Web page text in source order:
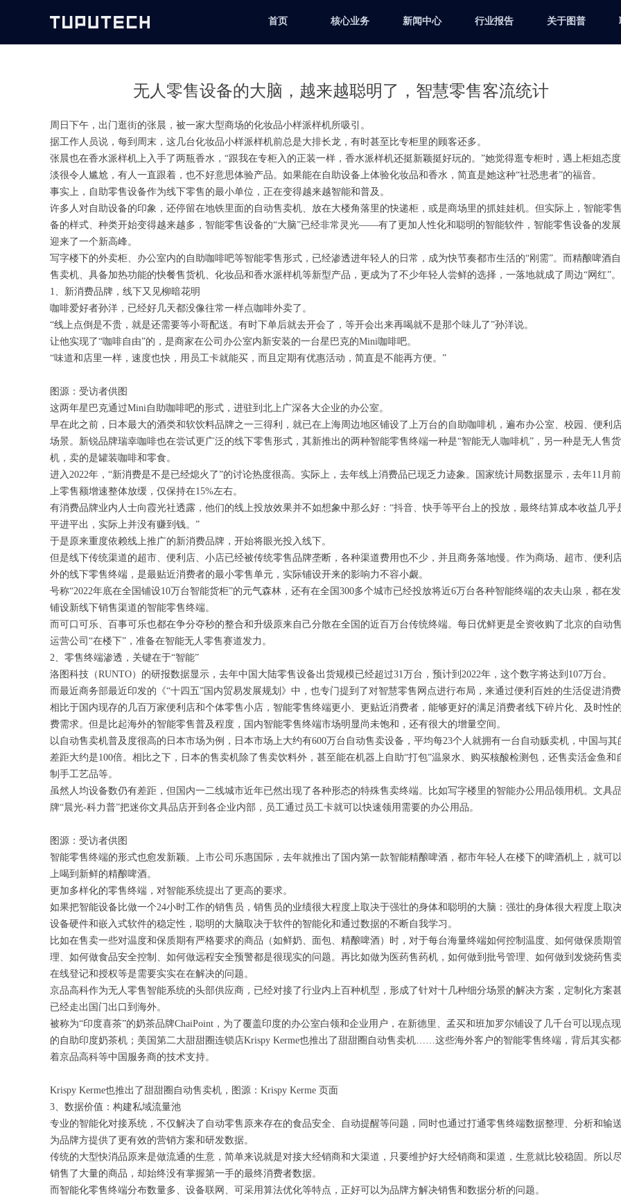
首页 核心业务 新闻中心 行业报告 关于图普
无人零售设备的大脑，越来越聪明了，智慧零售客流统计
周日下午，出门逛街的张晨，被一家大型商场的化妆品小样派样机所吸引。
据工作人员说，每到周末，这几台化妆品小样派样机前总是大排长龙，有时甚至比专柜里的顾客还多。
张晨也在香水派样机上入手了两瓶香水，“跟我在专柜入的正装一样，香水派样机还挺新颖挺好玩的。”她觉得逛专柜时，遇上柜姐态
淡很令人尴尬，有人一直跟着，也不好意思体验产品。如果能在自助设备上体验化妆品和香水，简直是她这种“社恐患者”的福音。
事实上，自助零售设备作为线下零售的最小单位，正在变得越来越智能和普及。
许多人对自助设备的印象，还停留在地铁里面的自动售卖机、放在大楼角落里的快递柜，或是商场里的抓娃娃机。但实际上，智能零
备的样式、种类开始变得越来越多，智能零售设备的“大脑”已经非常灵光——有了更加人性化和聪明的智能软件，智能零售设备的发
迎来了一个新高峰。
写字楼下的外卖柜、办公室内的自助咖啡吧等智能零售形式，已经渗透进年轻人的日常，成为快节奏都市生活的“刚需”。而精酿啤酒
售卖机、具备加热功能的快餐售货机、化妆品和香水派样机等新型产品，更成为了不少年轻人尝鲜的选择，一落地就成了周边“网红”。
1、新消费品牌，线下又见柳暗花明
咖啡爱好者孙洋，已经好几天都没像往常一样点咖啡外卖了。
“线上点倒是不贵，就是还需要等小哥配送。有时下单后就去开会了，等开会出来再喝就不是那个味儿了”孙洋说。
让他实现了“咖啡自由”的，是商家在公司办公室内新安装的一台星巴克的Mini咖啡吧。
“味道和店里一样，速度也快，用员工卡就能买，而且定期有优惠活动，简直是不能再方便。”
图源：受访者供图
这两年星巴克通过Mini自助咖啡吧的形式，进驻到北上广深各大企业的办公室。
早在此之前，日本最大的酒类和软饮料品牌之一三得利，就已在上海周边地区铺设了上万台的自助咖啡机，遍布办公室、校园、便利
场景。新锐品牌瑞幸咖啡也在尝试更广泛的线下零售形式，其新推出的两种智能零售终端一种是“智能无人咖啡机”，另一种是无人售货
机，卖的是罐装咖啡和零食。
进入2022年，“新消费是不是已经熄火了”的讨论热度很高。实际上，去年线上消费品已现乏力迹象。国家统计局数据显示，去年11月前
上零售额增速整体放缓，仅保持在15%左右。
有消费品牌业内人士向霞光社透露，他们的线上投放效果并不如想象中那么好：“抖音、快手等平台上的投放，最终结算成本收益几乎
平进平出，实际上并没有赚到钱。”
于是原来重度依赖线上推广的新消费品牌，开始将眼光投入线下。
但是线下传统渠道的超市、便利店、小店已经被传统零售品牌垄断，各种渠道费用也不少，并且商务落地慢。作为商场、超市、便利
外的线下零售终端，是最贴近消费者的最小零售单元，实际铺设开来的影响力不容小觑。
号称“2022年底在全国铺设10万台智能货柜”的元气森林，还有在全国300多个城市已经投放将近6万台各种智能终端的农夫山泉，都在
铺设新线下销售渠道的智能零售终端。
而可口可乐、百事可乐也都在争分夺秒的整合和升级原来自己分散在全国的近百万台传统终端。每日优鲜更是全资收购了北京的自动
运营公司“在楼下”，准备在智能无人零售赛道发力。
2、零售终端渗透，关键在于“智能”
洛图科技（RUNTO）的研报数据显示，去年中国大陆零售设备出货规模已经超过31万台，预计到2022年，这个数字将达到107万台。
而最近商务部最近印发的《“十四五”国内贸易发展规划》中，也专门提到了对智慧零售网点进行布局，来通过便利百姓的生活促进消费
相比于国内现存的几百万家便利店和个体零售小店，智能零售终端更小、更贴近消费者，能够更好的满足消费者线下碎片化、及时性
费需求。但是比起海外的智能零售普及程度，国内智能零售终端市场明显尚未饱和，还有很大的增量空间。
以自动售卖机普及度很高的日本市场为例，日本市场上大约有600万台自动售卖设备，平均每23个人就拥有一台自动贩卖机，中国与其
差距大约是100倍。相比之下，日本的售卖机除了售卖饮料外，甚至能在机器上自助“打包”温泉水、购买核酸检测包，还售卖活金鱼和
制手工艺品等。
虽然人均设备数仍有差距，但国内一二线城市近年已然出现了各种形态的特殊售卖终端。比如写字楼里的智能办公用品领用机。文具品
牌“晨光-科力普”把迷你文具品店开到各企业内部，员工通过员工卡就可以快速领用需要的办公用品。
图源：受访者供图
智能零售终端的形式也愈发新颖。上市公司乐惠国际，去年就推出了国内第一款智能精酿啤酒，都市年轻人在楼下的啤酒机上，就可
上喝到新鲜的精酿啤酒。
更加多样化的零售终端，对智能系统提出了更高的要求。
如果把智能设备比做一个24小时工作的销售员，销售员的业绩很大程度上取决于强壮的身体和聪明的大脑：强壮的身体很大程度上取
设备硬件和嵌入式软件的稳定性，聪明的大脑取决于软件的智能化和通过数据的不断自我学习。
比如在售卖一些对温度和保质期有严格要求的商品（如鲜奶、面包、精酿啤酒）时，对于每台海量终端如何控制温度、如何做保质期管
理、如何做食品安全控制、如何做远程安全预警都是很现实的问题。再比如做为医药售药机，如何做到批号管理、如何做到发烧药售
在线登记和授权等是需要实实在在解决的问题。
京品高科作为无人零售智能系统的头部供应商，已经对接了行业内上百种机型，形成了针对十几种细分场景的解决方案，定制化方案
已经走出国门出口到海外。
被称为“印度喜茶”的奶茶品牌ChaiPoint，为了覆盖印度的办公室白领和企业用户，在新德里、孟买和班加罗尔铺设了几千台可以现点
的自助印度奶茶机；美国第二大甜甜圈连锁店Krispy Kerme也推出了甜甜圈自动售卖机……这些海外客户的智能零售终端，背后其实
着京品高科等中国服务商的技术支持。
Krispy Kerme也推出了甜甜圈自动售卖机，图源：Krispy Kerme 页面
3、数据价值：构建私域流量池
专业的智能化对接系统，不仅解决了自动零售原来存在的食品安全、自动提醒等问题，同时也通过打通零售终端数据整理、分析和输送
为品牌方提供了更有效的营销方案和研发数据。
传统的大型快消品原来是做流通的生意，简单来说就是对接大经销商和大渠道，只要维护好大经销商和渠道，生意就比较稳固。所以
销售了大量的商品，却始终没有掌握第一手的最终消费者数据。
而智能化零售终端分布数量多、设备联网、可采用算法优化等特点，正好可以为品牌方解决销售和数据分析的问题。